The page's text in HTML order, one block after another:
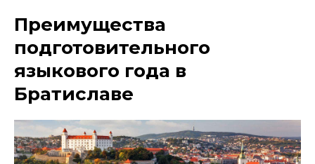
Преимущества
подготовительного
языкового года в
Братиславе